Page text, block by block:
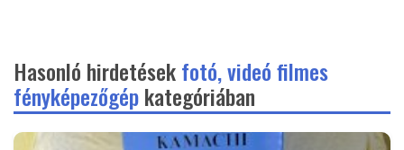
Hasonló hirdetésekfotó, videó filmes
fényképezőgépkategóriában